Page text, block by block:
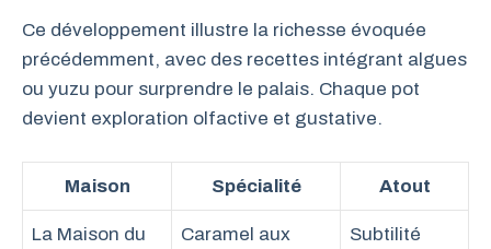
Ce développement illustre la richesse évoquée
précédemment, avec des recettes intégrant algues
ou yuzu pour surprendre le palais. Chaque pot
devient exploration olfactive et gustative.
Maison Spécialité Atout
La Maison du
Caramel aux
Subtilité